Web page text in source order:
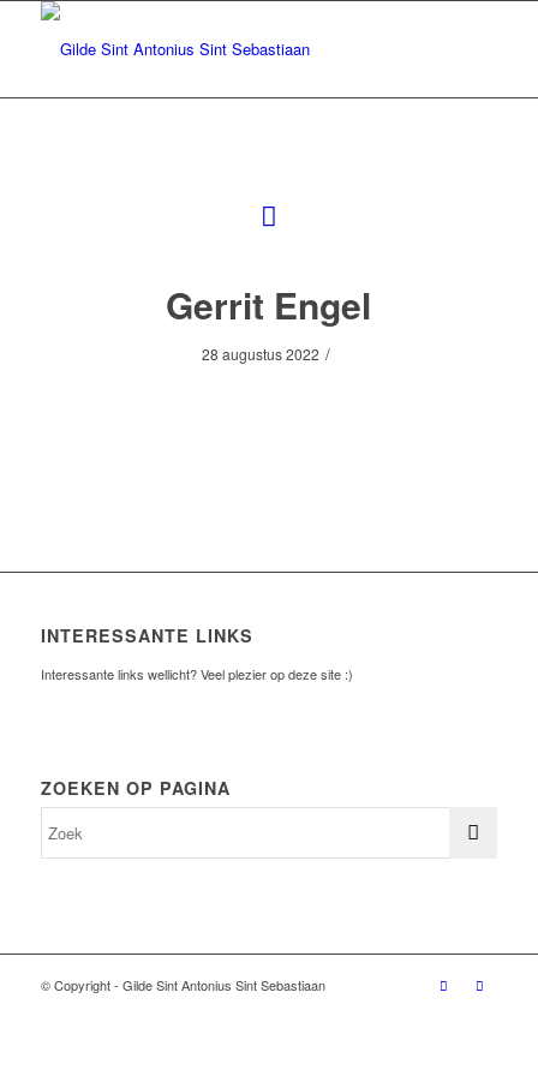
Gerrit Engel
28 augustus 2022 /
INTERESSANTE LINKS
Interessante links wellicht? Veel plezier op deze site :)
ZOEKEN OP PAGINA
© Copyright - Gilde Sint Antonius Sint Sebastiaan